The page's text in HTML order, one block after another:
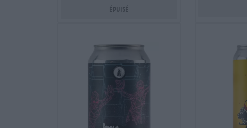
Épuisé